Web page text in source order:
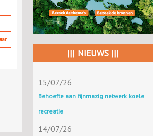
||| NIEUWS |||
15/07/26
Behoefte aan fijnmazig netwerk koele
recreatie
14/07/26